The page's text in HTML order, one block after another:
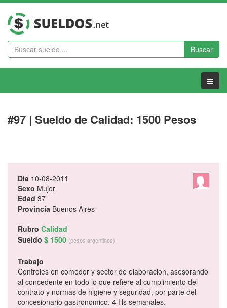
Buscar
Menu
#97 | Sueldo de Calidad: 1500 Pesos
Día 10-08-2011
Sexo Mujer
Edad 37
Provincia Buenos Aires
Rubro Calidad
Sueldo $ 1500 (pesos argentinos)
Trabajo
Controles en comedor y sector de elaboracion, asesorando
al concedente en todo lo que refiere al cumplimiento del
contrato y normas de higiene y seguridad, por parte del
concesionario gastronomico. 4 Hs semanales.